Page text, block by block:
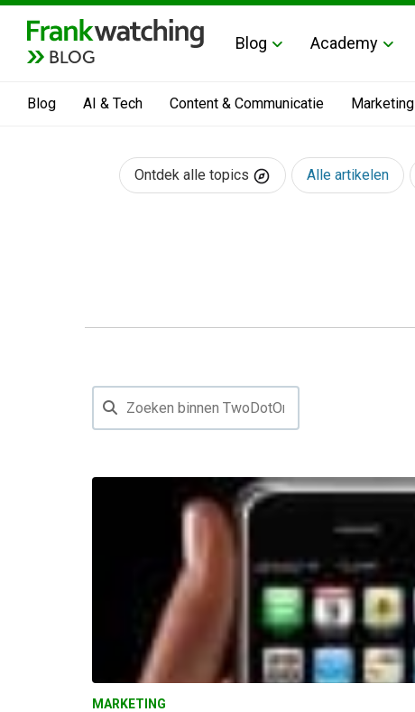
BLOG
Blog Academy
Blog AI & Tech Content & Communicatie Marketing
Ontdek alle topics Alle artikelen
MARKETING